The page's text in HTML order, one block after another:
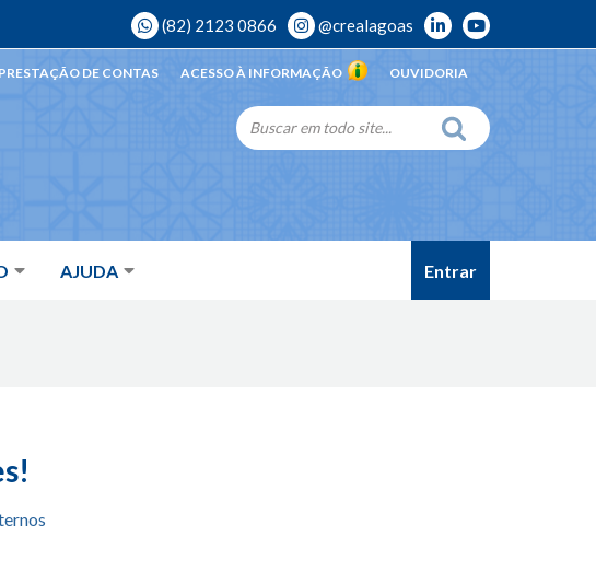
(82) 2123 0866 @crealagoas
AJUDA
OUVIDORIA
ACESSO À INFORMAÇÃO
DE CONTAS
Entrar